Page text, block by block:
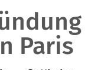
Paris